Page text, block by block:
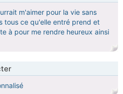
m'aimer pour la vie sans
tous ce qu'elle entré prend et
à pour me rendre heureux ainsi